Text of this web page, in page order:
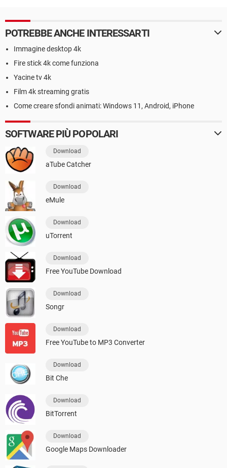
POTREBBE ANCHE INTERESSARTI
Immagine desktop 4k
Fire stick 4k come funziona
Yacine tv 4k
Film 4k streaming gratis
Come creare sfondi animati: Windows 11, Android, iPhone
SOFTWARE PIÙ POPOLARI
Download
aTube Catcher
Download
eMule
Download
uTorrent
Download
Free YouTube Download
Download
Songr
Download
Free YouTube to MP3 Converter
Download
Bit Che
Download
BitTorrent
Download
Google Maps Downloader